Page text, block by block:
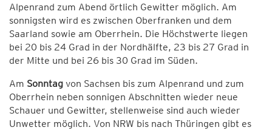
Alpenrand zum Abend örtlich Gewitter möglich. Am
sonnigsten wird es zwischen Oberfranken und dem
Saarland sowie am Oberrhein. Die Höchstwerte liegen
bei 20 bis 24 Grad in der Nordhälfte, 23 bis 27 Grad in
der Mitte und bei 26 bis 30 Grad im Süden.
Am Sonntag von Sachsen bis zum Alpenrand und zum
Oberrhein neben sonnigen Abschnitten wieder neue
Schauer und Gewitter, stellenweise sind auch wieder
Unwetter möglich. Von NRW bis nach Thüringen gibt es